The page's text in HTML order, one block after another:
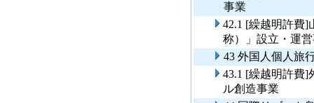
事業
42.1 [繰越明許費]
称）」設立・運
43 外国人個人旅
43.1 [繰越明許費]
ル創造事業